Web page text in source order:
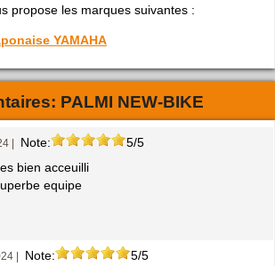
propose les marques suivantes :
YAMAHA
PALMI NEW-BIKE
| Note:
5/5
bien acceuilli
equipe
| Note: 5/5